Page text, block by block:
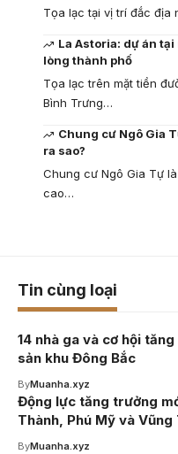
Tọa lạc tại vị trí đắc
La Astoria: dự án
lòng thành phố
Tọa lạc trên mặt tiền
Bình Trưng…
Chung cư Ngô Gia
ra sao?
Chung cư Ngô Gia Tự
cao…
Tin cùng loại
14 nhà ga và cơ hội
sản khu Đông Bắc
ByMuanha.xyz
Động lực tăng trưởng
Thành, Phú Mỹ và Vũng
ByMuanha.xyz